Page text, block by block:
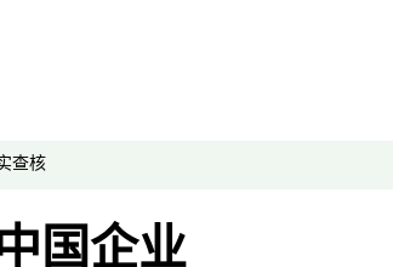
查核夜话中南海
新移民
国企业